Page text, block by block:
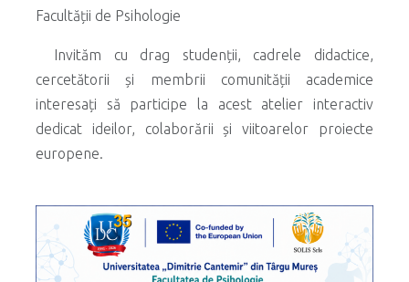
Facultății de Psihologie
Invităm cu drag studenții, cadrele didactice,
cercetătorii și membrii comunității academice
interesați să participe la acest atelier interactiv
dedicat ideilor, colaborării și viitoarelor proiecte
europene.